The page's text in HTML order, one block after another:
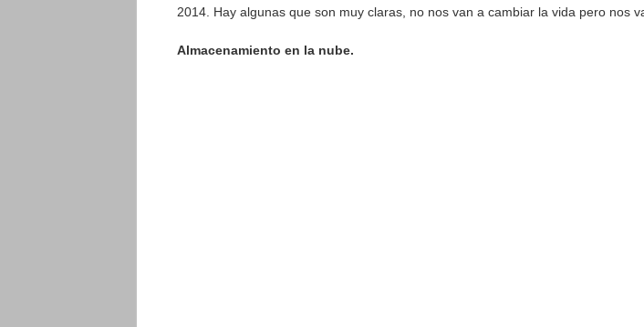
2014. Hay algunas que son muy claras, no nos van a cambiar la vida pero nos
Almacenamiento en la nube.